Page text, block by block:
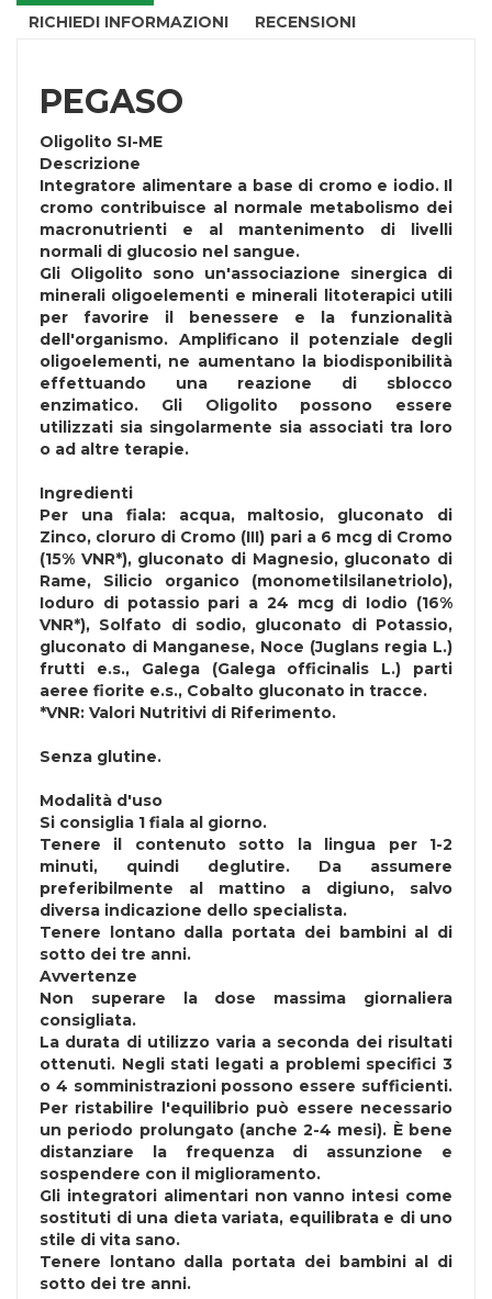
RICHIEDI INFORMAZIONI
RECENSIONI
PEGASO
Oligolito SI-ME
Descrizione
Integratore alimentare a base di cromo e iodio. Il
cromo contribuisce al normale metabolismo dei
macronutrienti e al mantenimento di livelli
normali di glucosio nel sangue.
Gli Oligolito sono un'associazione sinergica di
minerali oligoelementi e minerali litoterapici utili
per favorire il benessere e la funzionalità
dell'organismo. Amplificano il potenziale degli
oligoelementi, ne aumentano la biodisponibilità
effettuando una reazione di sblocco
enzimatico. Gli Oligolito possono essere
utilizzati sia singolarmente sia associati tra loro
o ad altre terapie.
Ingredienti
Per una fiala: acqua, maltosio, gluconato di
Zinco, cloruro di Cromo (III) pari a 6 mcg di Cromo
(15% VNR*), gluconato di Magnesio, gluconato di
Rame, Silicio organico (monometilsilanetriolo),
Ioduro di potassio pari a 24 mcg di Iodio (16%
VNR*), Solfato di sodio, gluconato di Potassio,
gluconato di Manganese, Noce (Juglans regia L.)
frutti e.s., Galega (Galega officinalis L.) parti
aeree fiorite e.s., Cobalto gluconato in tracce.
*VNR: Valori Nutritivi di Riferimento.
Senza glutine.
Modalità d'uso
Si consiglia 1 fiala al giorno.
Tenere il contenuto sotto la lingua per 1-2
minuti, quindi deglutire. Da assumere
preferibilmente al mattino a digiuno, salvo
diversa indicazione dello specialista.
Tenere lontano dalla portata dei bambini al di
sotto dei tre anni.
Avvertenze
Non superare la dose massima giornaliera
consigliata.
La durata di utilizzo varia a seconda dei risultati
ottenuti. Negli stati legati a problemi specifici 3
o 4 somministrazioni possono essere sufficienti.
Per ristabilire l'equilibrio può essere necessario
un periodo prolungato (anche 2-4 mesi). È bene
distanziare la frequenza di assunzione e
sospendere con il miglioramento.
Gli integratori alimentari non vanno intesi come
sostituti di una dieta variata, equilibrata e di uno
stile di vita sano.
Tenere lontano dalla portata dei bambini al di
sotto dei tre anni.